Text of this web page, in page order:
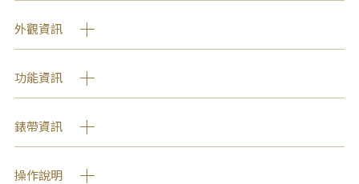
外觀資訊
功能資訊
錶帶資訊
操作說明